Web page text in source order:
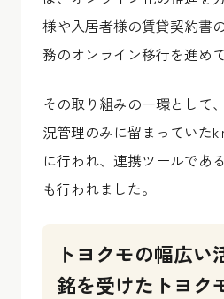
様や入居者様の賃貸契約書
務のオンライン移行を進め
その取り組みの一環として
況管理のみに留まっていた
に行われ、連携ツールであ
も行われました。
トヨクモの幅広い
銘を受けたトヨク